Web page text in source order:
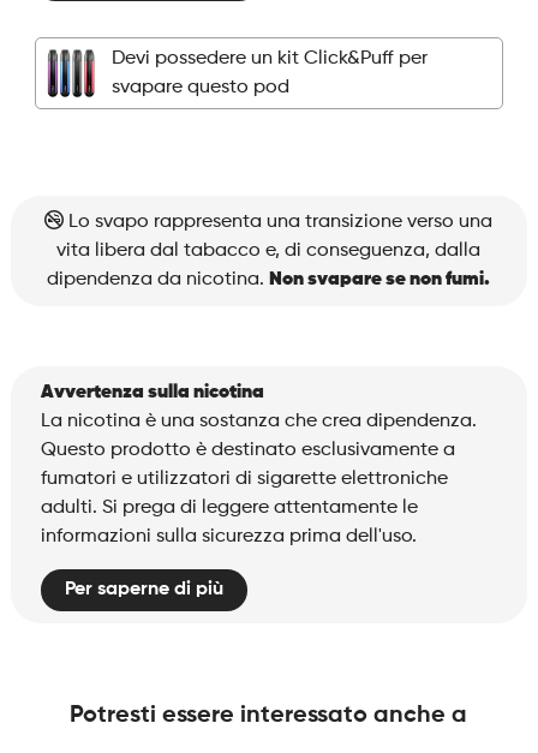
Pod
Raspberry
Devi possedere un kit Click&Puff per
svapare questo pod
Lo svapo rappresenta una transizione verso una
vita libera dal tabacco e, di conseguenza, dalla
dipendenza da nicotina. Non svapare se non fumi.
Avvertenza sulla nicotina
La nicotina è una sostanza che crea dipendenza.
Questo prodotto è destinato esclusivamente a
fumatori e utilizzatori di sigarette elettroniche
adulti. Si prega di leggere attentamente le
informazioni sulla sicurezza prima dell'uso.
Per saperne di più
Potresti essere interessato anche a